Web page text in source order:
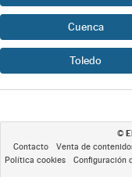
Cuenca
Toledo
©
Contacto Venta de
Política cookies
Configuración